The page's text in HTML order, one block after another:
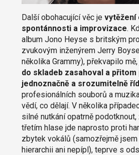
Další obohacující věc je vytěžení
spontánnosti a improvizace.
album Jono Heyse s britským
zvukovým inženýrem Jerry
několika Grammy), překvapilo mě,
do skladeb zasahoval a
jednoznačně a srozumitelně
profesionálních souborů a
vědí, co dělají. V několika
silné nutkání opatrně
třetím hlase jde naprosto proti
zbytek vokálů (samozřejmě
hierarchii ani nepípl), teprve s